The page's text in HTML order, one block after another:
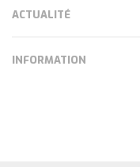
ACTUALITÉ
INFORMATION